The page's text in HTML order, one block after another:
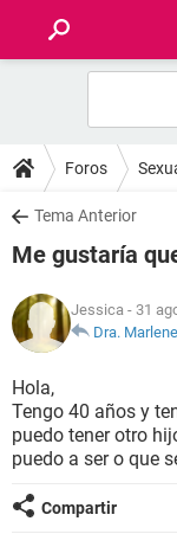
FOROS
SALUD
FAMILIA
NUTRICIÓN
BIENESTAR
SEXUALIDAD
GLOSARIO
Foros
Tema Anterior
Me gustaría
Jessica - 31
Dra.
Hola,
Tengo 40 años y
puedo tener otro
puedo a ser o que
Compartir